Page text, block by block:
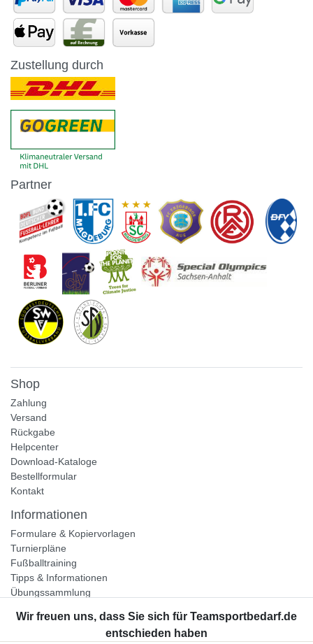
Zustellung durch
Partner
Shop
Zahlung
Versand
Rückgabe
Helpcenter
Download-Kataloge
Bestellformular
Kontakt
Informationen
Formulare & Kopiervorlagen
Turnierpläne
Fußballtraining
Tipps & Informationen
Übungssammlung
Unternehmen